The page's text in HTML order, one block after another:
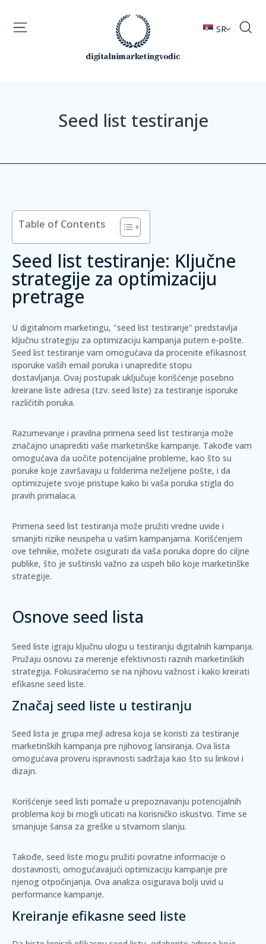
SR
Seed list testiranje
Table of Contents
Seed list testiranje: Ključne
strategije za optimizaciju
pretrage
U digitalnom marketingu, "seed list testiranje" predstavlja
ključnu strategiju za optimizaciju kampanja putem e-pošte.
Seed list testiranje vam omogućava da procenite efikasnost
isporuke vaših email poruka i unapredite stopu
dostavljanja. Ovaj postupak uključuje korišćenje posebno
kreirane liste adresa (tzv. seed liste) za testiranje isporuke
različitih poruka.
Razumevanje i pravilna primena seed list testiranja može
značajno unaprediti vaše marketinške kampanje. Takođe vam
omogućava da uočite potencijalne probleme, kao što su
poruke koje završavaju u folderima neželjene pošte, i da
optimizujete svoje pristupe kako bi vaša poruka stigla do
pravih primalaca.
Primena seed list testiranja može pružiti vredne uvide i
smanjiti rizike neuspeha u vašim kampanjama. Korišćenjem
ove tehnike, možete osigurati da vaša poruka dopre do ciljne
publike, što je suštinski važno za uspeh bilo koje marketinške
strategije.
Osnove seed lista
Seed liste igraju ključnu ulogu u testiranju digitalnih kampanja.
Pružaju osnovu za merenje efektivnosti raznih marketinških
strategija. Fokusiraćemo se na njihovu važnost i kako kreirati
efikasne seed liste.
Značaj seed liste u testiranju
Seed lista je grupa mejl adresa koja se koristi za testiranje
marketinških kampanja pre njihovog lansiranja. Ova lista
omogućava proveru ispravnosti sadržaja kao što su linkovi i
dizajn.
Korišćenje seed listi pomaže u prepoznavanju potencijalnih
problema koji bi mogli uticati na korisničko iskustvo. Time se
smanjuje šansa za greške u stvarnom slanju.
Takođe, seed liste mogu pružiti povratne informacije o
dostavnosti, omogućavajući optimizaciju kampanje pre
njenog otpočinjanja. Ova analiza osigurava bolji uvid u
performance kampanje.
Kreiranje efikasne seed liste